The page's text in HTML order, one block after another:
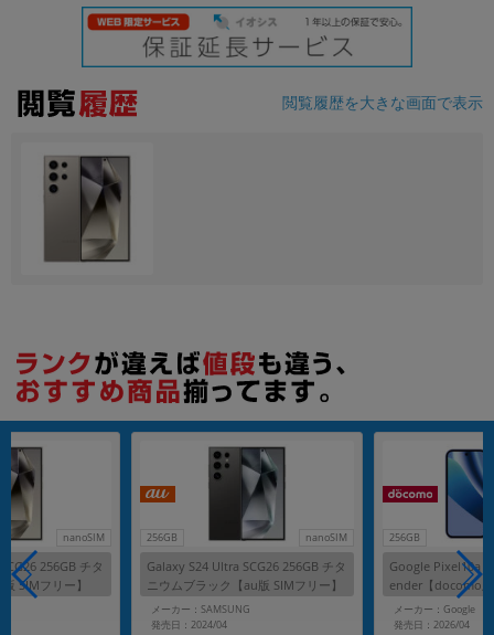
閲覧履歴を大きな画面で表示
nanoSIM
256GB チタ
SIMフリー】
256GB nanoSIM
Galaxy S24 Ultra SCG26 256GB チタ
ニウムブラック【au版 SIMフリー】
メーカー：SAMSUNG
発売日：2024/04
256GB
Google Pixel10a
ender【docomo
メーカー：Google
発売日：2026/04
各項目のチェックボックスは「or検索」となります。
ただし機能別のみ「and検索」となります。